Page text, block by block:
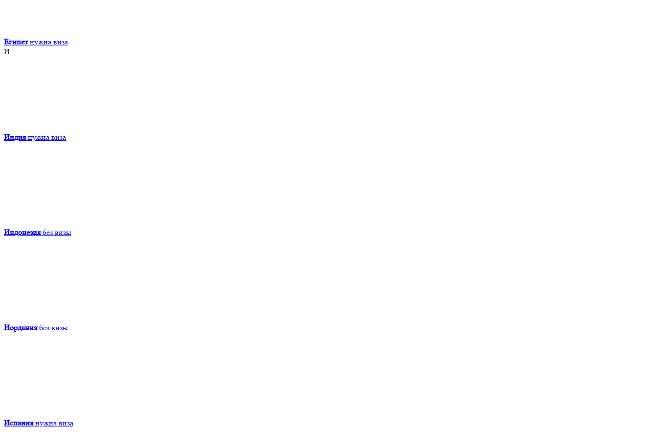
Египет нужна виза
И
Индия нужна виза
Индонезия без визы
Иордания без визы
Испания нужна виза